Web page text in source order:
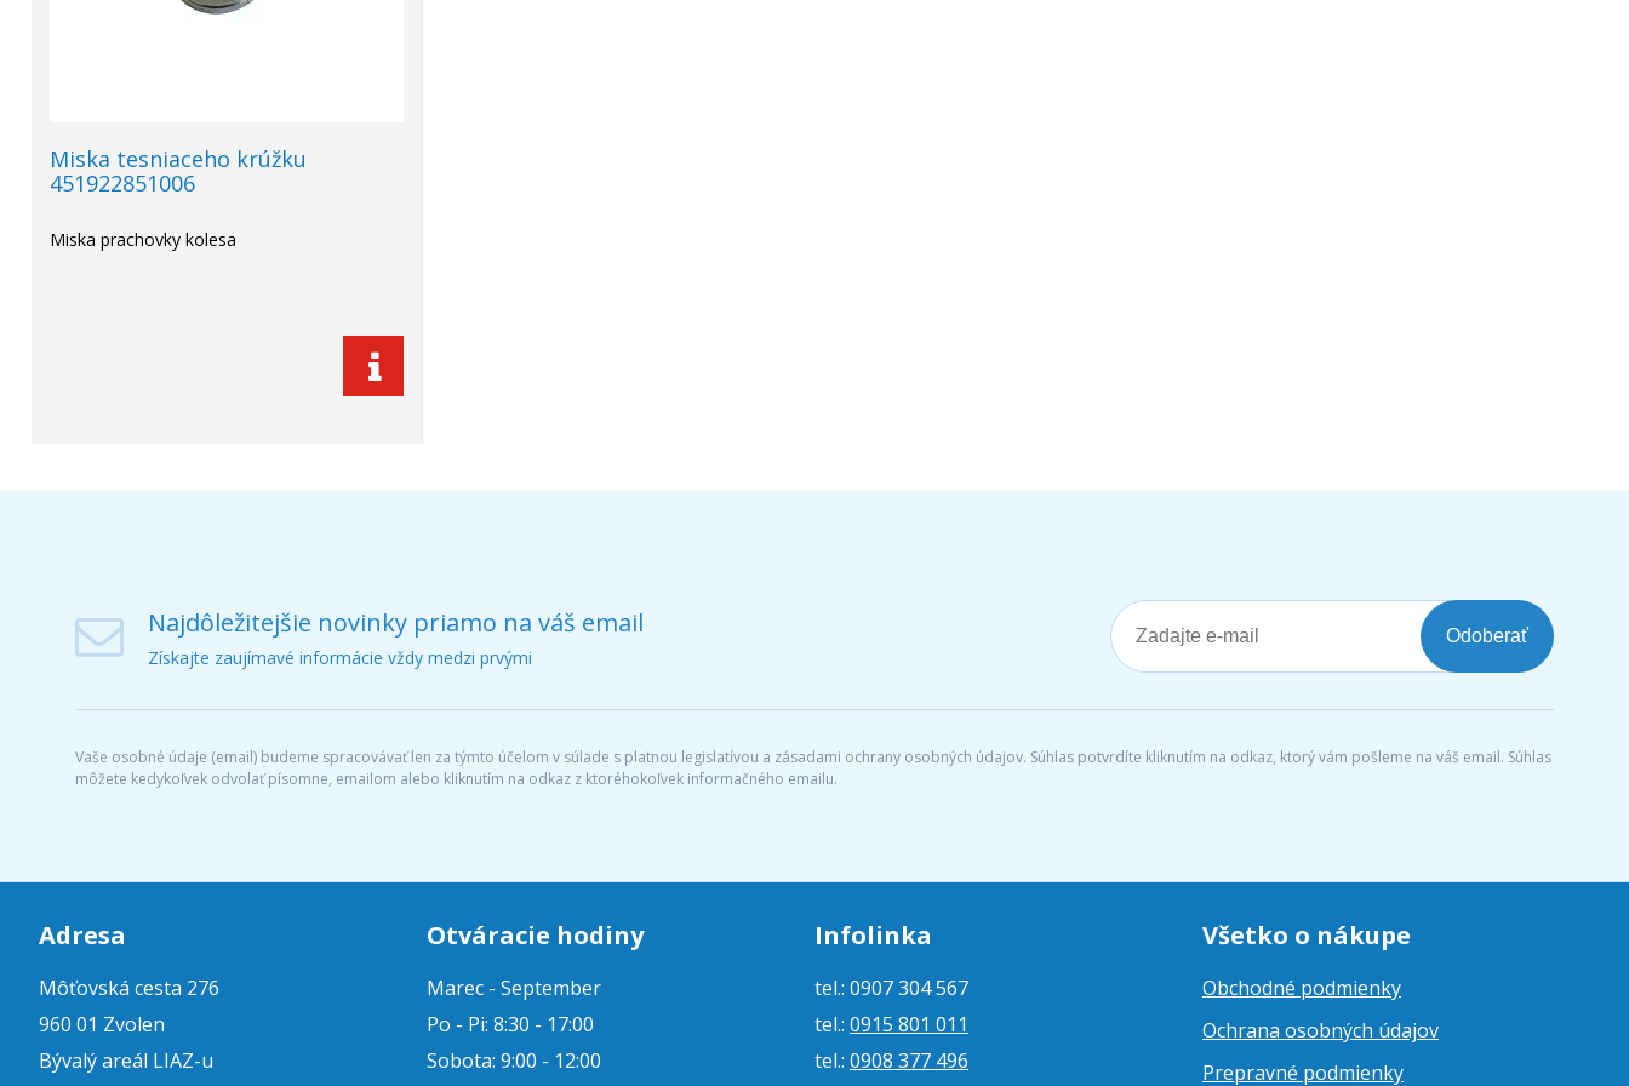
Miska tesniaceho krúžku
451922851006
Miska prachovky kolesa
Najdôležitejšie novinky priamo na váš email
Získajte zaujímavé informácie vždy medzi prvými
Odoberať
Vaše osobné údaje (email) budeme spracovávať len za týmto účelom v súlade s platnou legislatívou a zásadami ochrany osobných údajov. Súhlas potvrdíte kliknutím na odkaz, ktorý vám pošleme na váš email. Súhlas
môžete kedykoľvek odvolať písomne, emailom alebo kliknutím na odkaz z ktoréhokoľvek informačného emailu.
Adresa
Môťovská cesta 276
960 01 Zvolen
Bývalý areál LIAZ-u
Otváracie hodiny
Marec - September
Po - Pi: 8:30 - 17:00
Sobota: 9:00 - 12:00
Infolinka
tel.: 0907 304 567
tel.: 0915 801 011
tel.: 0908 377 496
Všetko o nákupe
Obchodné podmienky
Ochrana osobných údajov
Prepravné podmienky